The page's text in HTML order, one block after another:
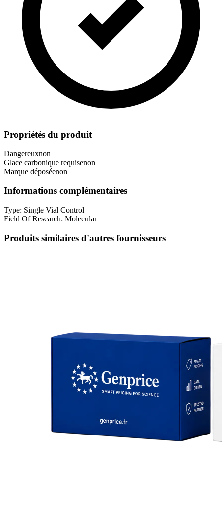
Propriétés du produit
Dangereuxnon
Glace carbonique requisenon
Marque déposéenon
Informations complémentaires
Type: Single Vial Control
Field Of Research: Molecular
Produits similaires d'autres fournisseurs